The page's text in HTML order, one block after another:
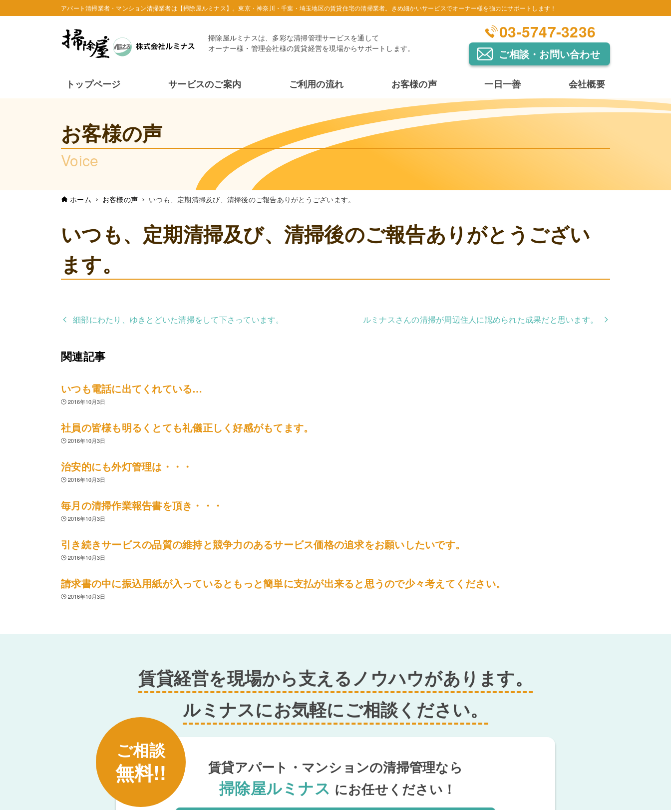
アパート清掃業者・マンション清掃業者は【掃除屋ルミナス】。東京・神奈川・千葉・埼玉地区の賃貸住宅の清掃業者。きめ細かいサービスでオーナー様を強力にサポートします！
掃除屋ルミナスは、多彩な清掃管理サービスを通して
オーナー様・管理会社様の賃貸経営を現場からサポートします。
03-5747-3236
ご相談・お問い合わせ
トップページ サービスのご案内 ご利用の流れ お客様の声 一日一善 会社概要
お客様の声
Voice
ホーム お客様の声 いつも、定期清掃及び、清掃後のご報告ありがとうございます。
いつも、定期清掃及び、清掃後のご報告ありがとうござい
ます。
細部にわたり、ゆきとどいた清掃をして下さっています。 ルミナスさんの清掃が周辺住人に認められた成果だと思います。
関連記事
いつも電話に出てくれている…
2016年10月3日
社員の皆様も明るくとても礼儀正しく好感がもてます。
2016年10月3日
治安的にも外灯管理は・・・
2016年10月3日
毎月の清掃作業報告書を頂き・・・
2016年10月3日
引き続きサービスの品質の維持と競争力のあるサービス価格の追求をお願いしたいです。
2016年10月3日
請求書の中に振込用紙が入っているともっと簡単に支払が出来ると思うので少々考えてください。
2016年10月3日
賃貸経営を現場から支えるノウハウがあります。
ルミナスにお気軽にご相談ください。
ご相談
無料!! 賃貸アパート・マンションの清掃管理なら
掃除屋ルミナス にお任せください！